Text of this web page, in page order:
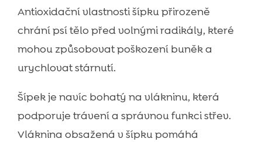
Antioxidační vlastnosti šípku přirozeně
chrání psí tělo před volnými radikály, které
mohou způsobovat poškození buněk a
urychlovat stárnutí.
Šípek je navíc bohatý na vlákninu, která
podporuje trávení a správnou funkci střev.
Vláknina obsažená v šípku pomáhá